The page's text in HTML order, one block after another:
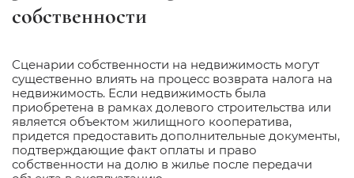
собственности
Сценарии собственности на недвижимость могут
существенно влиять на процесс возврата налога на
недвижимость. Если недвижимость была
приобретена в рамках долевого строительства или
является объектом жилищного кооператива,
придется предоставить дополнительные документы,
подтверждающие факт оплаты и право
собственности на долю в жилье после передачи